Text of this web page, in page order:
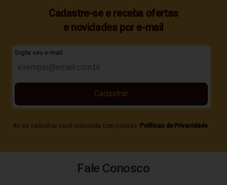
Cadastre-se e receba ofertas
e novidades por e-mail
Digite seu e-mail
Ao se cadastrar você concorda com nossas Políticas de Privacidade
Cadastrar
Fale Conosco